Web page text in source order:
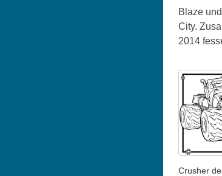
Blaze
City.
2014
Crusher